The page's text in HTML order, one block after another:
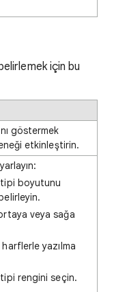
için bu
göstermek
etkinleştirin.
tipi boyutunu
veya sağa
harflerle yazılma
tipi rengini seçin.